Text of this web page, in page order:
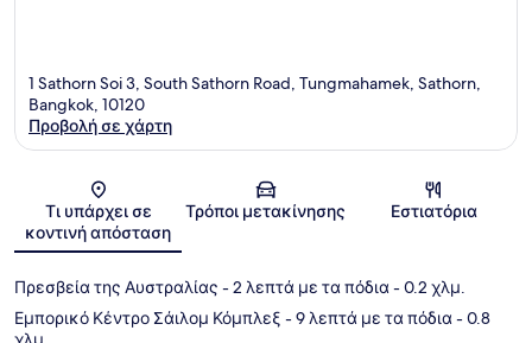
1 Sathorn Soi 3, South Sathorn Road, Tungmahamek, Sathorn,
Bangkok, 10120
Προβολή σε χάρτη
Τι υπάρχει σε
κοντινή απόσταση
Τρόποι μετακίνησης Εστιατόρια
Πρεσβεία της Αυστραλίας - 2 λεπτά με τα πόδια- 0.2 χλμ.
Εμπορικό Κέντρο Σάιλομ Κόμπλεξ - 9 λεπτά με τα πόδια- 0.8